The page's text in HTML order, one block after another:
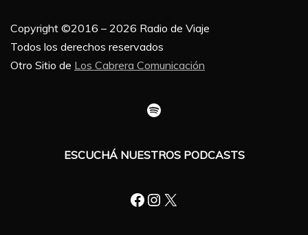
Copyright ©2016 – 2026 Radio de Viaje
Todos los derechos reservados
Otro Sitio de Los Cabrera Comunicación
Spotify
ESCUCHÁ NUESTROS PODCASTS
Facebook
Instagram
X